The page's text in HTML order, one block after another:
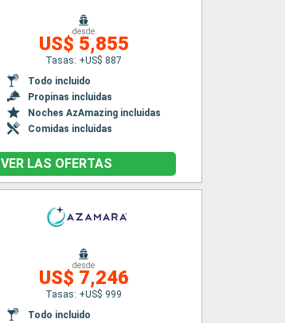
desde
US$ 5,855
Tasas: +US$ 887
Todo incluido
Propinas incluidas
Noches AzAmazing incluidas
Comidas incluidas
VER LAS OFERTAS
desde
US$ 7,246
Tasas: +US$ 999
Todo incluido